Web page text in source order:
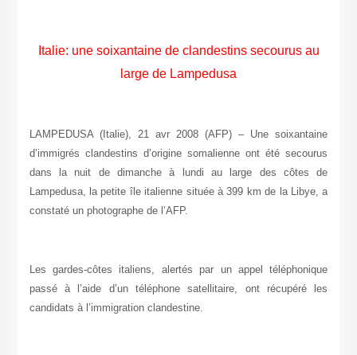
Italie: une soixantaine de clandestins secourus au
large de Lampedusa
LAMPEDUSA (Italie), 21 avr 2008 (AFP) – Une soixantaine
d’immigrés clandestins d’origine somalienne ont été secourus
dans la nuit de dimanche à lundi au large des côtes de
Lampedusa, la petite île italienne située à 399 km de la Libye, a
constaté un photographe de l’AFP.
Les gardes-côtes italiens, alertés par un appel téléphonique
passé à l’aide d’un téléphone satellitaire, ont récupéré les
candidats à l’immigration clandestine.